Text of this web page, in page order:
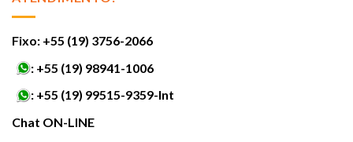
Fixo: +55 (19) 3756-2066
: +55 (19) 98941-1006
: +55 (19) 99515-9359-Int
Chat ON-LINE